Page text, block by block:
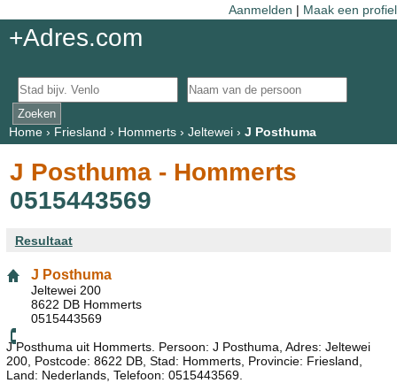
Aanmelden | Maak een profiel
+Adres.com
Home› Friesland › Hommerts› Jeltewei› J Posthuma
J Posthuma - Hommerts
0515443569
Resultaat
J Posthuma
Jeltewei 200
8622 DB Hommerts
0515443569
J Posthuma uit Hommerts. Persoon: J Posthuma, Adres: Jeltewei
200, Postcode: 8622 DB, Stad: Hommerts, Provincie: Friesland,
Land: Nederlands, Telefoon: 0515443569.